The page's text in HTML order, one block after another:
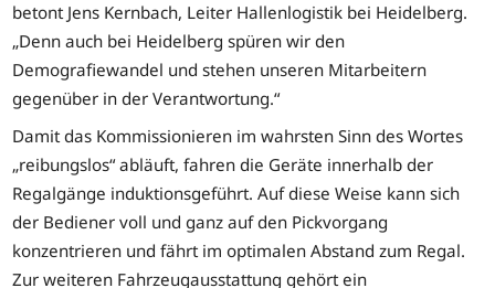
betont Jens Kernbach, Leiter Hallenlogistik bei Heidelberg.
„Denn auch bei Heidelberg spüren wir den
Demografiewandel und stehen unseren Mitarbeitern
gegenüber in der Verantwortung.“
Damit das Kommissionieren im wahrsten Sinn des Wortes
„reibungslos“ abläuft, fahren die Geräte innerhalb der
Regalgänge induktionsgeführt. Auf diese Weise kann sich
der Bediener voll und ganz auf den Pickvorgang
konzentrieren und fährt im optimalen Abstand zum Regal.
Zur weiteren Fahrzeugausstattung gehört ein